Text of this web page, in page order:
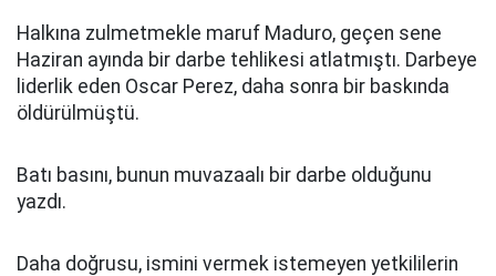
Halkına zulmetmekle maruf Maduro, geçen sene
Haziran ayında bir darbe tehlikesi atlatmıştı. Darbeye
liderlik eden Oscar Perez, daha sonra bir baskında
öldürülmüştü.
Batı basını, bunun muvazaalı bir darbe olduğunu
yazdı.
Daha doğrusu, ismini vermek istemeyen yetkililerin